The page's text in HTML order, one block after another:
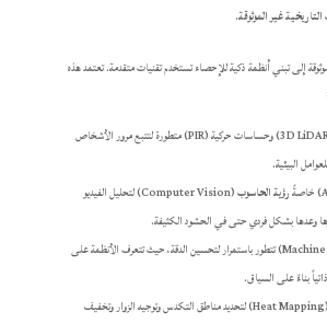
التاريخية غير الموثوقة.
إلى تبني أنظمة ذكية للإحصاء تستخدم تقنيات متقدمة. تعتمد هذه
(3D LiDAR) وحساسات حركية (PIR) متطورة لتتبع مرور الأشخاص
البيئية.
رؤية الحاسوب
(Computer Vision) لتحليل الفيديو
وعدها بشكل فردي حتى في الحشود الكثيفة.
(Machine Learning) تتطور باستمرار لتحسين الدقة، حيث تتعرف الأنظمة على
بناءً على السياق.
(Heat Mapping) لتحديد مناطق التكدس وتوجيه الزوار وتخفيف